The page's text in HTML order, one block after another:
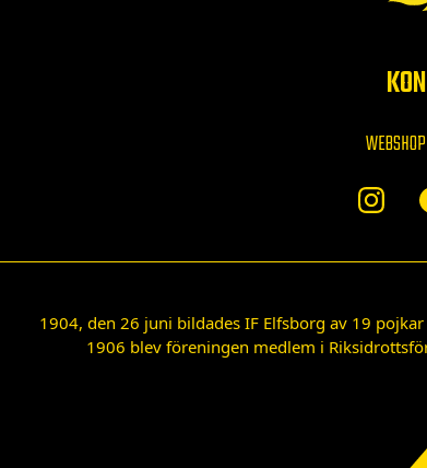
WEBSHOP
1904, den 26 juni bildades IF Elfsborg av 19
1906 blev föreningen medlem i